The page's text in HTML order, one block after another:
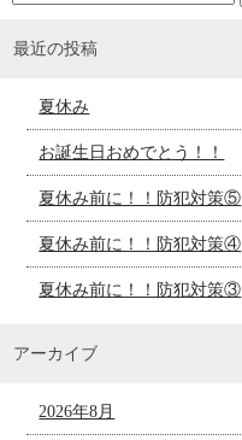
最近の投稿
夏休み
お誕生日おめでとう！！
夏休み前に！！防犯対策⑤
夏休み前に！！防犯対策④
夏休み前に！！防犯対策③
アーカイブ
2026年8月